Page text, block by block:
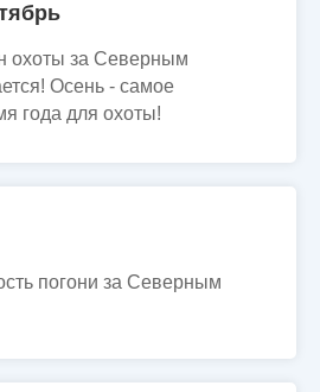
охоты за Северным
Осень - самое
года для охоты!
погони за Северным